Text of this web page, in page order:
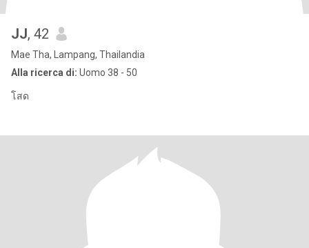
JJ, 42
Mae Tha, Lampang, Thailandia
Alla ricerca di: Uomo 38 - 50
โสด